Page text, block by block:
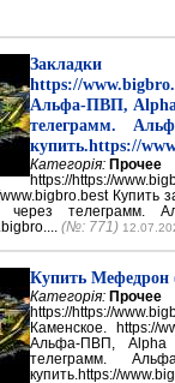
Закладки
https://
Альфа-ПВП, Alpha
телеграмм.
купить.https://
Категорія: Прочее
https://https://
Купить
через телеграмм.
(№: 771)
Купить
Категорія: Прочее
https://https://
Каменское. https://
Альфа-ПВП, Alpha
телеграмм.
купить.https://